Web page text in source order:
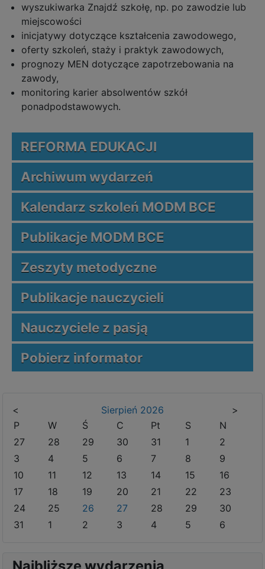
wyszukiwarka Znajdź szkołę, np. po zawodzie lub
miejscowości
inicjatywy dotyczące kształcenia zawodowego,
oferty szkoleń, staży i praktyk zawodowych,
prognozy MEN dotyczące zapotrzebowania na
zawody,
monitoring karier absolwentów szkół
ponadpodstawowych.
REFORMA EDUKACJI
Archiwum wydarzeń
Kalendarz szkoleń MODM BCE
Publikacje MODM BCE
Zeszyty metodyczne
Publikacje nauczycieli
Nauczyciele z pasją
Pobierz informator
< Sierpień 2026
>
P
W Ś C Pt S
N
27
28 29 30 31 1
2
3
4 5 6 7 8
9
10
11 12 13 14 15
16
17
18 19 20 21 22
23
24
25 26 27 28 29
30
31
1 2 3 4 5 6
Najbliższe wydarzenia